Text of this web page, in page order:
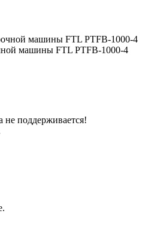
машины FTL PTFB-1000-4
не поддерживается!